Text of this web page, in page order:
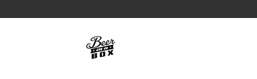
Die van anderen